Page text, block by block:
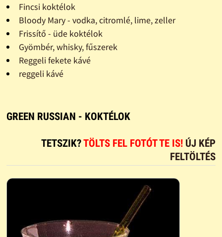
Fincsi koktélok
Bloody Mary - vodka, citromlé, lime, zeller
Frissítő - üde koktélok
Gyömbér, whisky, fűszerek
Reggeli fekete kávé
reggeli kávé
GREEN RUSSIAN - KOKTÉLOK
TETSZIK?TÖLTS FEL FOTÓT TE IS! ÚJ KÉP
FELTÖLTÉS